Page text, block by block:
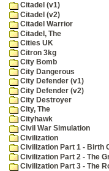
Citadel (v1)
Citadel (v2)
Citadel Warrior
Citadel, The
Cities UK
Citron 3kg
City Bomb
City Dangerous
City Defender (v1)
City Defender (v2)
City Destroyer
City, The
Cityhawk
Civil War Simulation
Civilization
Civilization Part 1 - Birth
Civilization Part 2 - The
Civilization Part 3 - The